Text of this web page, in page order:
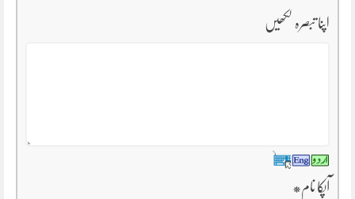
اپنا تبصرہ لکھیں
آپکا نام*